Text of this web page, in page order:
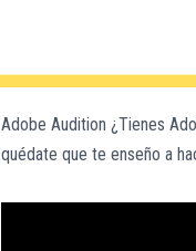
Adobe Audition ¿Tienes
quédate que te enseño a